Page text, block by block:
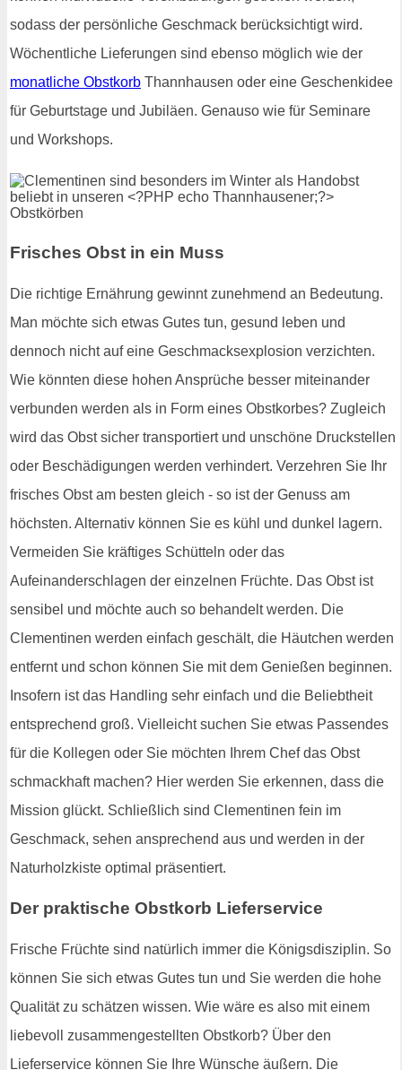
sodass der persönliche Geschmack berücksichtigt wird.
Wöchentliche Lieferungen sind ebenso möglich wie der
monatliche Obstkorb Thannhausen oder eine Geschenkidee
für Geburtstage und Jubiläen. Genauso wie für Seminare
und Workshops.
Frisches Obst in ein Muss
Die richtige Ernährung gewinnt zunehmend an Bedeutung.
Man möchte sich etwas Gutes tun, gesund leben und
dennoch nicht auf eine Geschmacksexplosion verzichten.
Wie könnten diese hohen Ansprüche besser miteinander
verbunden werden als in Form eines Obstkorbes? Zugleich
wird das Obst sicher transportiert und unschöne Druckstellen
oder Beschädigungen werden verhindert. Verzehren Sie Ihr
frisches Obst am besten gleich - so ist der Genuss am
höchsten. Alternativ können Sie es kühl und dunkel lagern.
Vermeiden Sie kräftiges Schütteln oder das
Aufeinanderschlagen der einzelnen Früchte. Das Obst ist
sensibel und möchte auch so behandelt werden. Die
Clementinen werden einfach geschält, die Häutchen werden
entfernt und schon können Sie mit dem Genießen beginnen.
Insofern ist das Handling sehr einfach und die Beliebtheit
entsprechend groß. Vielleicht suchen Sie etwas Passendes
für die Kollegen oder Sie möchten Ihrem Chef das Obst
schmackhaft machen? Hier werden Sie erkennen, dass die
Mission glückt. Schließlich sind Clementinen fein im
Geschmack, sehen ansprechend aus und werden in der
Naturholzkiste optimal präsentiert.
Der praktische Obstkorb Lieferservice
Frische Früchte sind natürlich immer die Königsdisziplin. So
können Sie sich etwas Gutes tun und Sie werden die hohe
Qualität zu schätzen wissen. Wie wäre es also mit einem
liebevoll zusammengestellten Obstkorb? Über den
Lieferservice können Sie Ihre Wünsche äußern. Die